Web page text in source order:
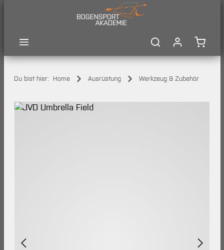
Du bist hier: Home Ausrüstung Werkzeug & Zubehör
Bildergalerie überspringen